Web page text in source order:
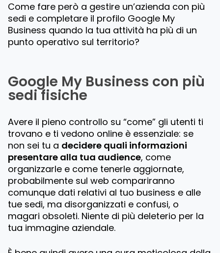
Come fare però a gestire un’azienda con più
sedi e completare il profilo Google My
Business quando la tua attività ha più di un
punto operativo sul territorio?
Google My Business con più
sedi fisiche
Avere il pieno controllo su “come” gli utenti ti
trovano e ti vedono online è essenziale: se
non sei tu a decidere quali informazioni
presentare alla tua audience, come
organizzarle e come tenerle aggiornate,
probabilmente sul web compariranno
comunque dati relativi al tuo business e alle
tue sedi, ma disorganizzati e confusi, o
magari obsoleti. Niente di più deleterio per la
tua immagine aziendale.